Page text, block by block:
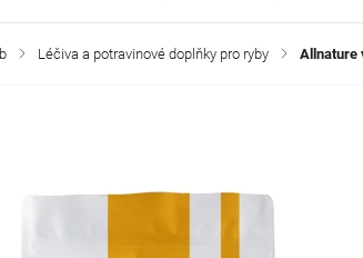
/ Léčiva a potravinové doplňky pro ryby / Allnature